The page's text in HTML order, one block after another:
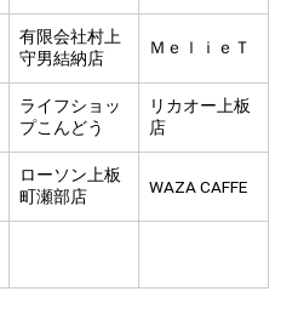
有限会社村上
守男結納店
ＭｅｌｉｅＴ
ライフショッ
プこんどう
リカオー上板
店
ローソン上板
町瀬部店
WAZA CAFFE